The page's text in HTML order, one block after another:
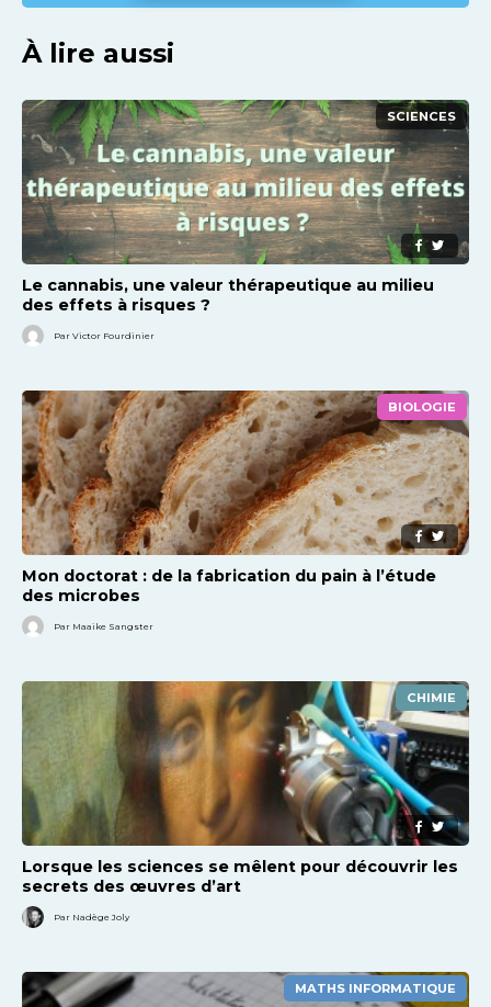
À lire aussi
SCIENCES
Le cannabis, une valeur thérapeutique au milieu
des effets à risques ?
Par Victor Fourdinier
BIOLOGIE
Mon doctorat : de la fabrication du pain à l’étude
des microbes
Par Maaike Sangster
CHIMIE
Lorsque les sciences se mêlent pour découvrir les
secrets des œuvres d’art
Par Nadège Joly
MATHS INFORMATIQUE